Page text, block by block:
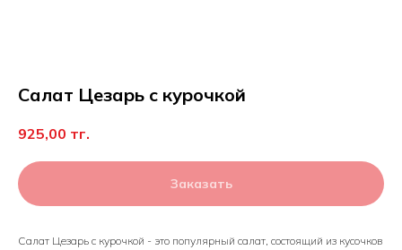
Салат Цезарь с курочкой
925,00 тг.
Заказать
Салат Цезарь с курочкой - это популярный салат, состоящий из кусочков